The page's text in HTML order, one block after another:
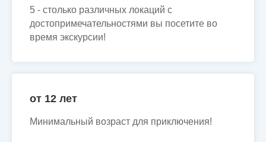
5 - столько различных локаций с
достопримечательностями вы посетите во
время экскурсии!
от 12 лет
Минимальный возраст для приключения!